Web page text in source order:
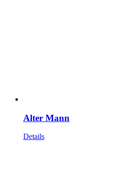
Alter Mann
Details